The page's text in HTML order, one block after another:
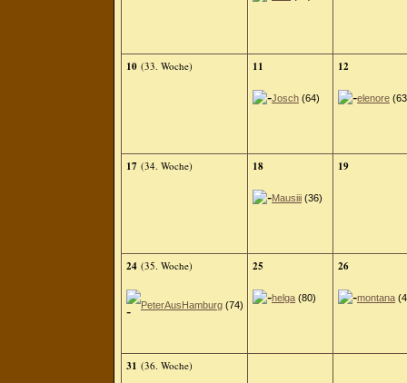
10 (33. Woche) 11
Josch (64)
12
elenore
17 (34. Woche) 18
Mausiii (36)
19
24 (35. Woche)
PeterAusHamburg (74)
25
helga (80)
26
montana
31 (36. Woche)